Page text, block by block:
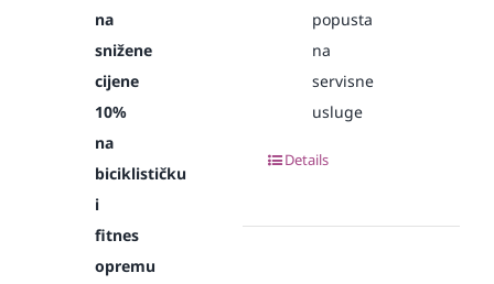
na
snižene
cijene
10%
na
biciklističku
i
fitnes
opremu
popusta
na
servisne
usluge
Details